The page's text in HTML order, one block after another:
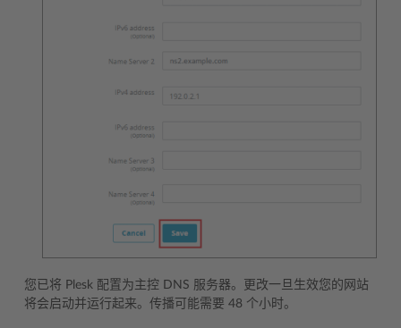
您已将 Plesk 配置为主控 DNS 服务器。更改一旦生效您的网站
将会启动并运行起来。传播可能需要 48 个小时。